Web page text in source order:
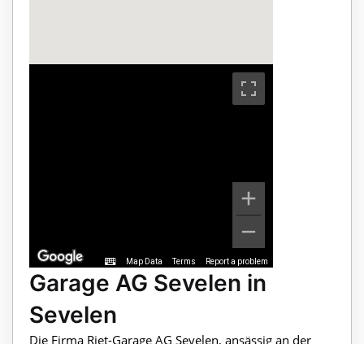
Map Data Terms Report a problem
Garage AG Sevelen in
Sevelen
Die Firma Riet-Garage AG Sevelen, ansässig an der